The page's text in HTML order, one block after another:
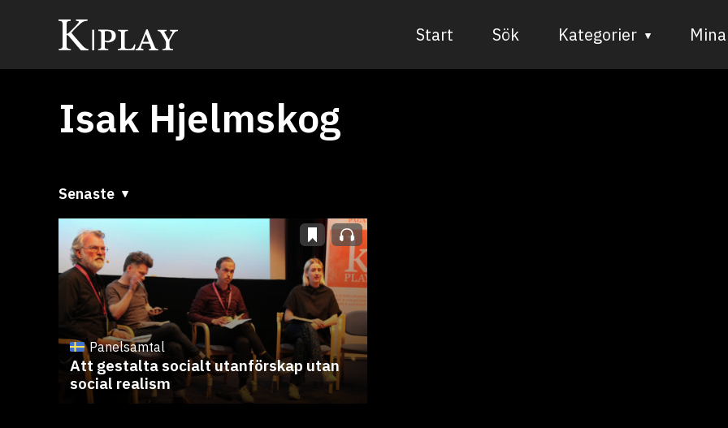
Start Sök Kategorier
Isak Hjelmskog
Senaste
Senaste
A till Ö
Ö till A
Panelsamtal
Att gestalta socialt utanförskap utan
social realism